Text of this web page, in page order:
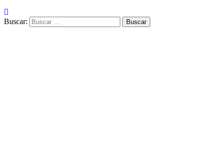
Buscar: